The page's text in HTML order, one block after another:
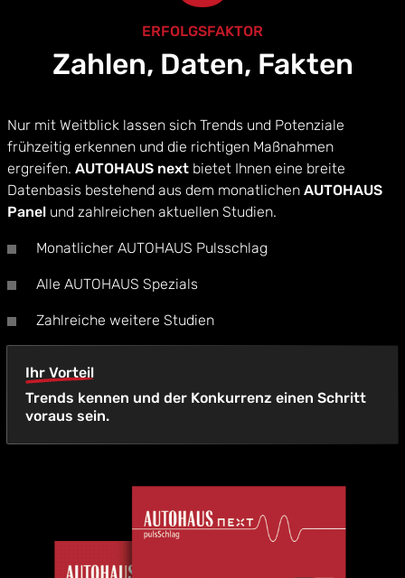
ERFOLGSFAKTOR
Zahlen, Daten, Fakten
Nur mit Weitblick lassen sich Trends und Potenziale
frühzeitig erkennen und die richtigen Maßnahmen
ergreifen. AUTOHAUS next bietet Ihnen eine breite
Datenbasis bestehend aus dem monatlichen AUTOHAUS
Panel und zahlreichen aktuellen Studien.
Monatlicher AUTOHAUS Pulsschlag
Alle AUTOHAUS Spezials
Zahlreiche weitere Studien
Ihr Vorteil
Trends kennen und der Konkurrenz einen Schritt
voraus sein.